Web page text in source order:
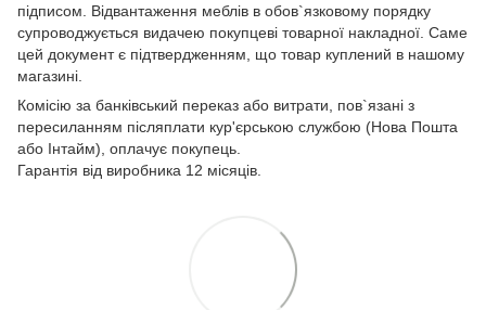
підписом. Відвантаження меблів в обов`язковому порядку
супроводжується видачею покупцеві товарної накладної. Саме
цей документ є підтвердженням, що товар куплений в нашому
магазині.
Комісію за банківський переказ або витрати, пов`язані з
пересиланням післяплати кур'єрською службою (Нова Пошта
або Інтайм), оплачує покупець.
Гарантія від виробника 12 місяців.